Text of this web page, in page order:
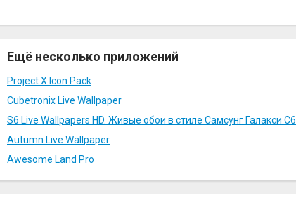
Ещё несколько приложений
Project X Icon Pack
Cubetronix Live Wallpaper
S6 Live Wallpapers HD. Живые обои в стиле Самсунг Галакси С6
Autumn Live Wallpaper
Awesome Land Pro